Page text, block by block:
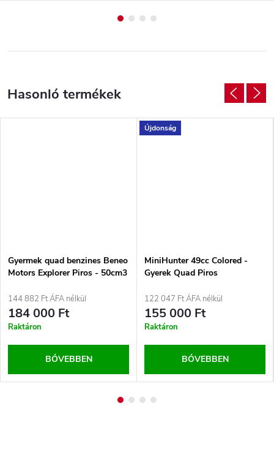
Gyermek quad benzines Beneo
Motors Explorer Piros - 50cm3
144 882 Ft ÁFA nélkül
184 000 Ft
Raktáron
BŐVEBBEN
Újdonság
MiniHunter 49cc Colored -
Gyerek Quad Piros
122 047 Ft ÁFA nélkül
155 000 Ft
Raktáron
BŐVEBBEN